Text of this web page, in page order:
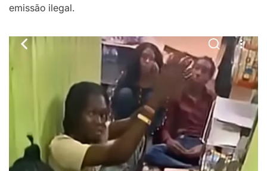
emissão ilegal.